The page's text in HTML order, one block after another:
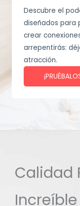
Descubre el
diseñados para
crear
arrepentirás:
atracción.
Calidad
Increíble